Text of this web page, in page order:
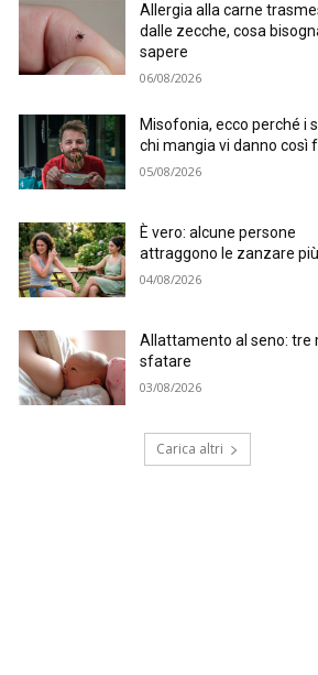
Allergia alla carne
dalle zecche, cosa
sapere
06/08/2026
Misofonia, ecco perché i
chi mangia vi danno così
05/08/2026
È vero: alcune persone
attraggono le zanzare
04/08/2026
Allattamento al seno: tre
sfatare
03/08/2026
Carica altri